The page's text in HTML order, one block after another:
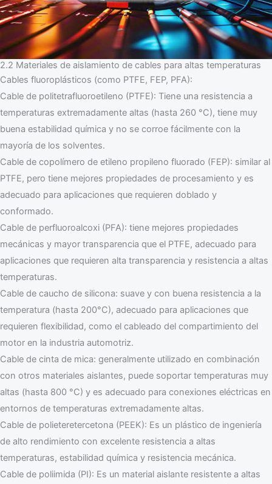
2.2 Materiales de aislamiento de cables para altas temperaturas
Cables fluoroplásticos (como PTFE, FEP, PFA):
Cable de politetrafluoroetileno (PTFE): Tiene una resistencia a
temperaturas extremadamente altas (hasta 260 °C), tiene muy
buena estabilidad química y no se corroe fácilmente con la
mayoría de los solventes.
Cable de copolímero de etileno propileno fluorado (FEP): similar al
PTFE, pero tiene mejores propiedades de procesamiento y es
adecuado para aplicaciones que requieren doblado y
conformado.
Cable de perfluoroalcoxi (PFA): tiene mejores propiedades
mecánicas y mayor transparencia que el PTFE, adecuado para
aplicaciones que requieren alta transparencia y resistencia a altas
temperaturas.
Cable de caucho de silicona: suave y con buena resistencia a la
temperatura (hasta 200°C), adecuado para aplicaciones que
requieren flexibilidad, como el cableado del compartimiento del
motor en la industria automotriz.
Cable de cinta de mica: generalmente utilizado en combinación
con otros materiales aislantes, puede soportar temperaturas muy
altas (hasta 800 °C) y es adecuado para conexiones eléctricas en
entornos de temperaturas extremadamente altas.
Cable de polieteretercetona (PEEK): Es un plástico de ingeniería
de alto rendimiento con excelente resistencia a altas
temperaturas, estabilidad química y resistencia mecánica.
Cable de poliimida (PI): Es un material aislante resistente a altas